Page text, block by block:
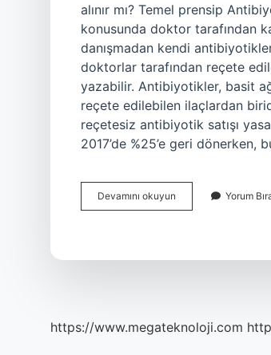
alınır mı? Temel prensip
konusunda doktor tarafından
danışmadan kendi
doktorlar tarafından reçete
yazabilir. Antibiyotikler, basit
reçete edilebilen ilaçlardan
reçetesiz antibiyotik satışı
2017’de %25’e geri
Devamını okuyun Antibiyotik
Almak
Yorum
https://www.megateknoloji.com